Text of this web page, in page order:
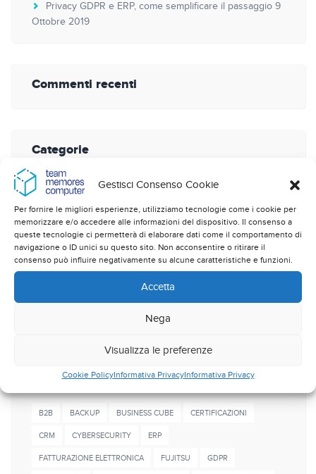
Gestisci Consenso Cookie
Per fornire le migliori esperienze, utilizziamo tecnologie come i cookie per
memorizzare e/o accedere alle informazioni del dispositivo. Il consenso a
queste tecnologie ci permetterà di elaborare dati come il comportamento di
navigazione o ID unici su questo sito. Non acconsentire o ritirare il
consenso può influire negativamente su alcune caratteristiche e funzioni.
Accetta
Nega
Visualizza le preferenze
Cookie PolicyInformativa PrivacyInformativa Privacy
Privacy GDPR e ERP, come semplificare il passaggio 9
Ottobre 2019
Commenti recenti
Categorie
Novità e normative
Sicurezza dati
Soluzioni applicative
Soluzioni Gestionali
B2B BACKUP BUSINESS CUBE CERTIFICAZIONI
CRM CYBERSECURITY ERP
FATTURAZIONE ELETTRONICA FUJITSU GDPR